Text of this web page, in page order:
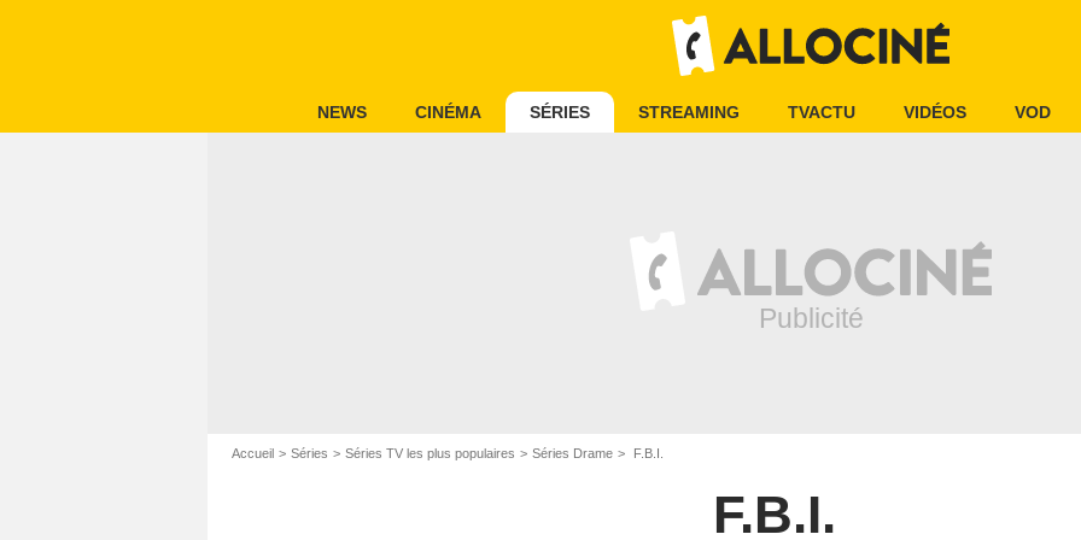
NEWS CINÉMA SÉRIES STREAMING TVACTU VIDÉOS VOD
Accueil Séries Séries TV les plus populaires Séries Drame F.B.I.
F.B.I.